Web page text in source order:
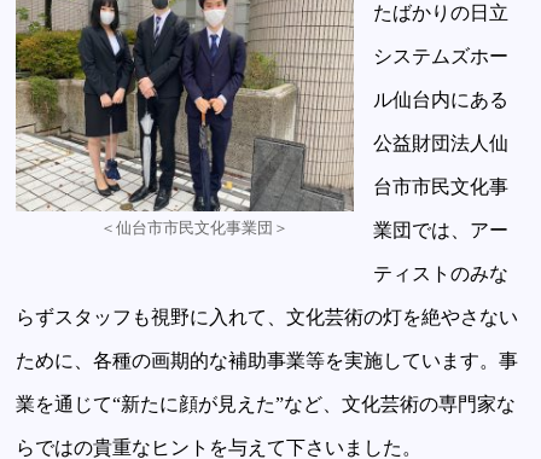
＜仙台市市民文化事業団＞
たばかりの日立
システムズホー
ル仙台内にある
公益財団法人仙
台市市民文化事
業団では、アー
ティストのみな
らずスタッフも視野に入れて、文化芸術の灯を絶やさない
ために、各種の画期的な補助事業等を実施しています。事
業を通じて“新たに顔が見えた”など、文化芸術の専門家な
らではの貴重なヒントを与えて下さいました。